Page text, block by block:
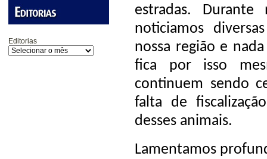
Editorias
estradas.
noticiamos
nossa região e
fica por isso
continuem sendo
falta de
desses animais.
Lamentamos